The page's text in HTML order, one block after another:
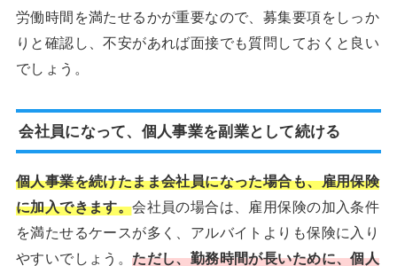
労働時間を満たせるかが重要なので、募集要項をしっか
りと確認し、不安があれば面接でも質問しておくと良い
でしょう。
会社員になって、個人事業を副業として続ける
個人事業を続けたまま会社員になった場合も、雇用保険
に加入できます。会社員の場合は、雇用保険の加入条件
を満たせるケースが多く、アルバイトよりも保険に入り
やすいでしょう。ただし、勤務時間が長いために、個人